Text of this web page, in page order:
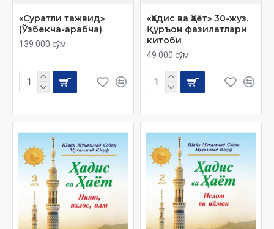
«Суратли тажвид»
(Ўзбекча-арабча)
139 000 сўм
«Ҳадис ва Ҳаёт» 30-жуз.
Қуръон фазилатлари
китоби
49 000 сўм